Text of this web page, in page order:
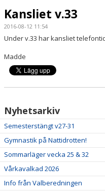
NYHETER
STÖDMEDLEM
KONTAKT
PRISER & TERMINSTIDER
FÖRENINGSKOLLEKTION
HYRA KGF-LOKALEN
Kansliet v.33
2016-08-12 11:54
Under v.33 har kansliet
Madde
Nyhetsarkiv
Semesterstängt v27-31
Gymnastik på Nattidrotten!
Sommarläger vecka 25 & 32
Vårkavalkad 2026
Info från Valberedningen